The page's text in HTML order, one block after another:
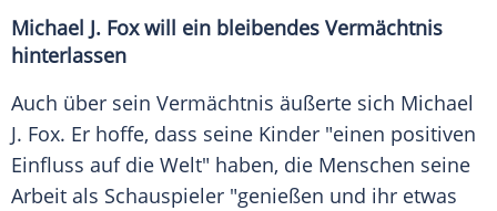
Michael J. Foxwill ein bleibendes Vermächtnis
hinterlassen
Auch über sein Vermächtnis äußerte sich Michael
J. Fox. Er hoffe, dass seine Kinder "einen positiven
Einfluss auf die Welt" haben, die Menschen seine
Arbeit als Schauspieler "genießen und ihr etwas